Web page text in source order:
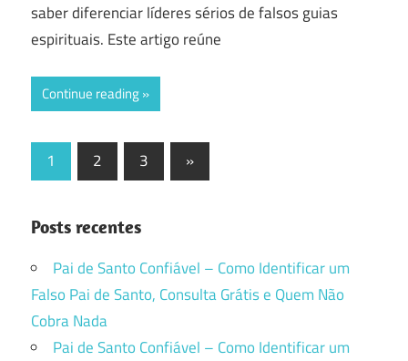
saber diferenciar líderes sérios de falsos guias
espirituais. Este artigo reúne
Continue reading
Paginação
posts
1 2 3
Next
Posts
»
Posts recentes
Pai de Santo Confiável – Como Identificar um
Falso Pai de Santo, Consulta Grátis e Quem Não
Cobra Nada
Pai de Santo Confiável – Como Identificar um